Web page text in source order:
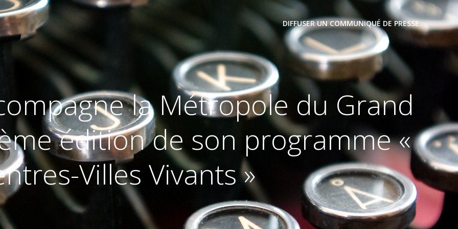
DIFFUSER UN COMMUNIQUÉ DE PRESSE
la Métropole du Grand
édition de son programme «
Villes Vivants »